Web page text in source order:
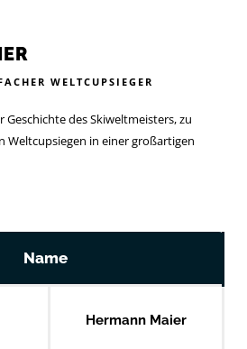
WELTCUPSIEGER
Geschichte des Skiweltmeisters, zu
Weltcupsiegen in einer großartigen
Name
Hermann Maier